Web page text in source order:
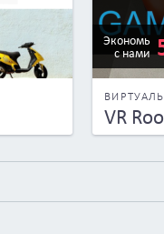
Экономь
с нами
VR